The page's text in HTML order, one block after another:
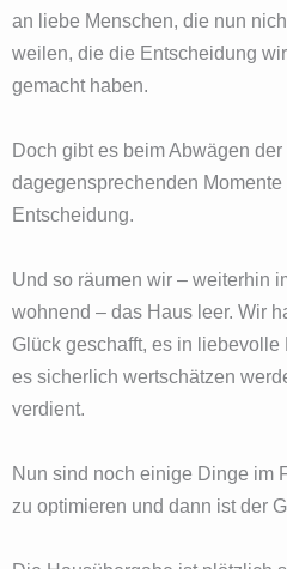
an liebe Menschen, die nun
weilen, die die Entscheidung
gemacht haben.
Doch gibt es beim Abwägen der
dagegensprechenden
Entscheidung.
Und so räumen wir – weiterhin
wohnend – das Haus leer. Wir
Glück geschafft, es in
es sicherlich wertschätzen
verdient.
Nun sind noch einige Dinge im
zu optimieren und dann ist der